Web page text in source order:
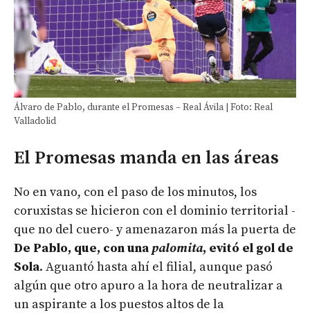
Álvaro de Pablo, durante el Promesas – Real Ávila | Foto: Real
Valladolid
El Promesas manda en las áreas
No en vano, con el paso de los minutos, los
coruxistas se hicieron con el dominio territorial -
que no del cuero- y amenazaron más la puerta de
De Pablo, que, con unapalomita, evitó el gol de
Sola. Aguantó hasta ahí el filial, aunque pasó
algún que otro apuro a la hora de neutralizar a
un aspirante a los puestos altos de la